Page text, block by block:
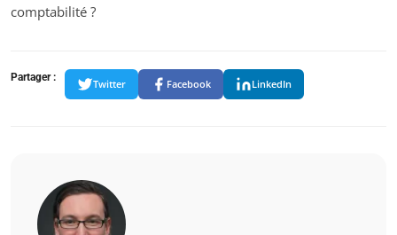
comptabilité ?
Partager :
Twitter Facebook LinkedIn